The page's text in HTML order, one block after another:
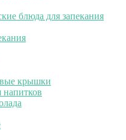
блюда для запекания
крышки
напитков